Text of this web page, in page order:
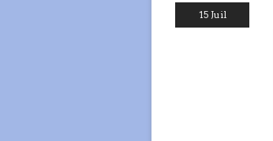
15 Juil